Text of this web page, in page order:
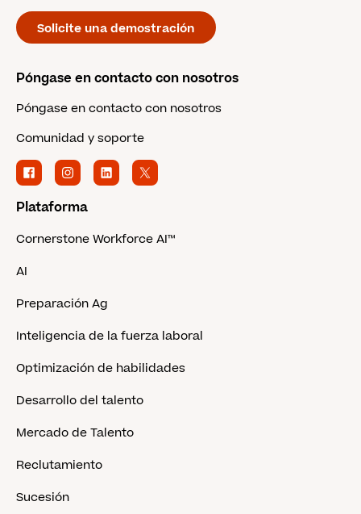
Solicite una demostración
Póngase en contacto con nosotros
Póngase en contacto con nosotros
Comunidad y soporte
Plataforma
Cornerstone Workforce AI™
AI
Preparación Ag
Inteligencia de la fuerza laboral
Optimización de habilidades
Desarrollo del talento
Mercado de Talento
Reclutamiento
Sucesión